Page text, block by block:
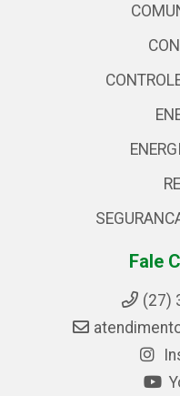
Fale
(27)